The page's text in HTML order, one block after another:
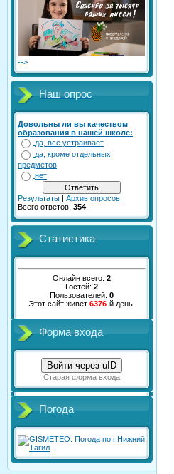
-->
Наш опрос
Довольны ли вы качеством
образования в нашей школе:
да, все устраивает
да, кроме отдельных
предметов
нет
Результаты | Архив опросов
Всего ответов: 354
Статистика
Онлайн всего: 2
Гостей: 2
Пользователей: 0
Этот сайт живет 6376-й день.
Форма входа
Войти через uID
Старая форма входа
Погода